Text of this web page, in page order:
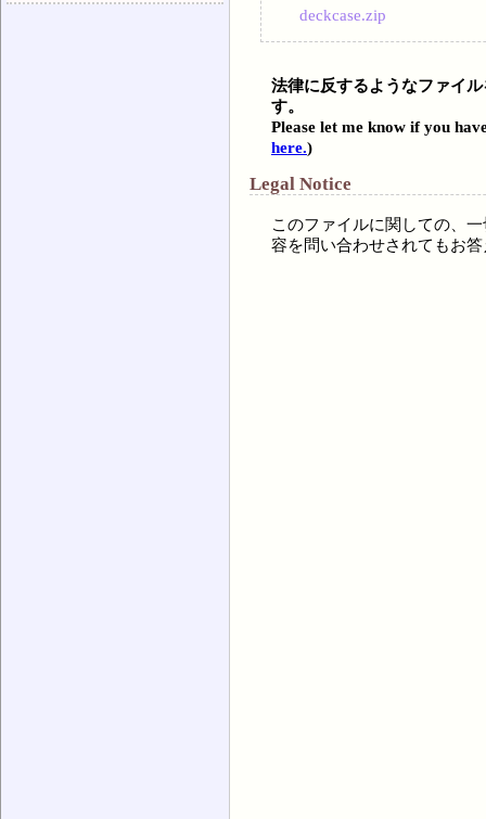
deckcase.zip
法律に反するようなファイ
す。
Please let me know if you
here.)
Legal Notice
このファイルに関しての、
容を問い合わせされてもお